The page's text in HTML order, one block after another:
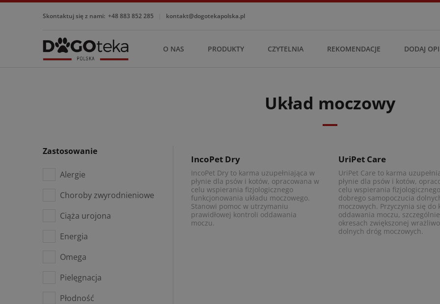
Skontaktuj się z nami: +48 883 852 285 kontakt@dogotekapolska.pl
O NAS PRODUKTY CZYTELNIA REKOMENDACJE DODAJ
Układ moczowy
Zastosowanie
Alergie
Choroby zwyrodnieniowe
Ciąża urojona
Energia
Omega
Pielęgnacja
Płodność
IncoPet Dry
IncoPet Dry to karma uzupełniająca w
płynie dla psów i kotów, opracowana w
celu wspierania fizjologicznego
funkcjonowania układu moczowego.
Stanowi pomoc w utrzymaniu
prawidłowej kontroli oddawania
moczu.
UriPet Care
UriPet Care to karma
płynie dla psów i kotów,
celu wspierania
dobrego samopoczucia
moczowych. Przyczynia się do
oddawania moczu,
okresach zwiększonej
dolnych dróg moczowych.